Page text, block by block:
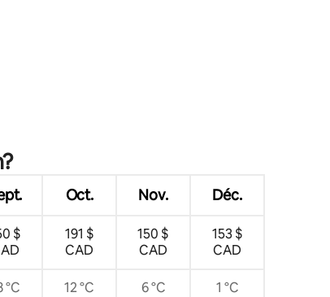
Oct. Nov. Déc.
$
191 $
CAD
150 $
CAD
153 $
CAD
°C 12 °C 6 °C 1 °C